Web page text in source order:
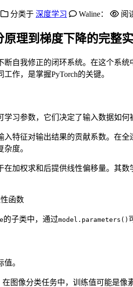
分类于 深度学习 Waline： 阅
理到梯度下降的完整
自我修正的闭环系统。在这个系
作，是掌握PyTorch的关键。
习参数，它们决定了输入数据如何
特征对输出结果的贡献系数。在
度。
加权求和后提供线性偏移量。其
函数
的子类中，通过model.parameters()
。
图像分类任务中，训练值可能是